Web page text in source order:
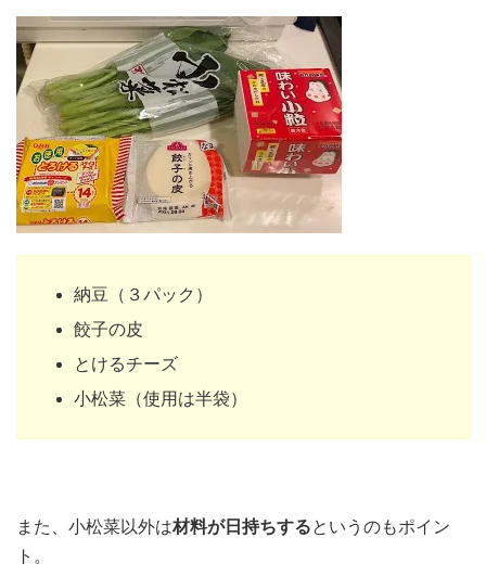
納豆（３パック）
餃子の皮
とけるチーズ
小松菜（使用は半袋）
また、小松菜以外は材料が日持ちするというのもポイン
ト。